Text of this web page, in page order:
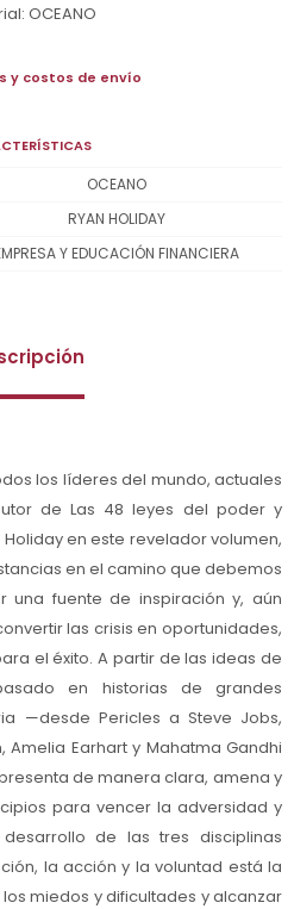
OCEANO
y costos de envío
OCEANO
RYAN HOLIDAY
Y EDUCACIÓN FINANCIERA
los líderes del mundo, actuales
de Las 48 leyes del poder y
en este revelador volumen,
en el camino que debemos
una fuente de inspiración y, aún
las crisis en oportunidades,
el éxito. A partir de las ideas de
en historias de grandes
—desde Pericles a Steve Jobs,
Earhart y Mahatma Gandhi
de manera clara, amena y
para vencer la adversidad y
de las tres disciplinas
la acción y la voluntad está la
miedos y dificultades y alcanzar